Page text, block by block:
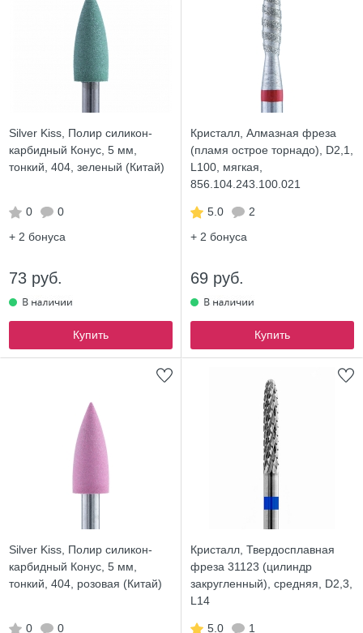
Silver Kiss, Полир силикон-
карбидный Конус, 5 мм,
тонкий, 404, зеленый (Китай)
0
0
+ 2 бонуса
73 руб.
Купить
Кристалл, Алмазная фреза
(пламя острое торнадо), D2,1,
L100, мягкая,
856.104.243.100.021
5.0
2
+ 2 бонуса
69 руб.
Купить
Silver Kiss, Полир силикон-
карбидный Конус, 5 мм,
тонкий, 404, розовая (Китай)
0
0
Кристалл, Твердосплавная
фреза 31123 (цилиндр
закругленный), средняя, D2,3,
L14
5.0
1